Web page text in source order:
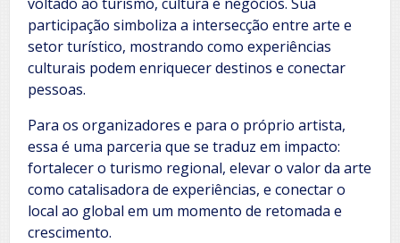
participação simboliza a intersecção entre arte e
setor turístico, mostrando como experiências
culturais podem enriquecer destinos e conectar
pessoas.
Para os organizadores e para o próprio artista,
essa é uma parceria que se traduz em impacto:
fortalecer o turismo regional, elevar o valor da arte
como catalisadora de experiências, e conectar o
local ao global em um momento de retomada e
crescimento.